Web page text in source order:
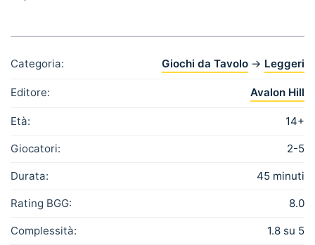
Categoria: Giochi da Tavolo → Leggeri
Editore: Avalon Hill
Età: 14+
Giocatori: 2-5
Durata: 45 minuti
Rating BGG: 8.0
Complessità: 1.8 su 5